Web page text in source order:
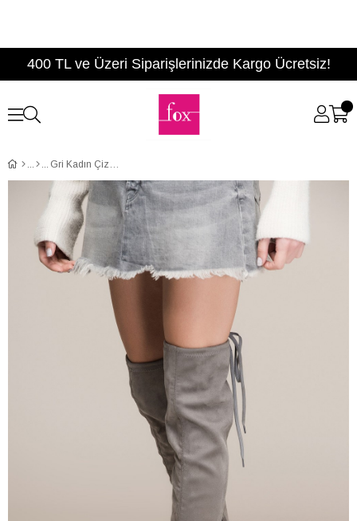
400 TL ve Üzeri Siparişlerinizde Kargo Ücretsiz!
Gri Kadın Çizme C860600102